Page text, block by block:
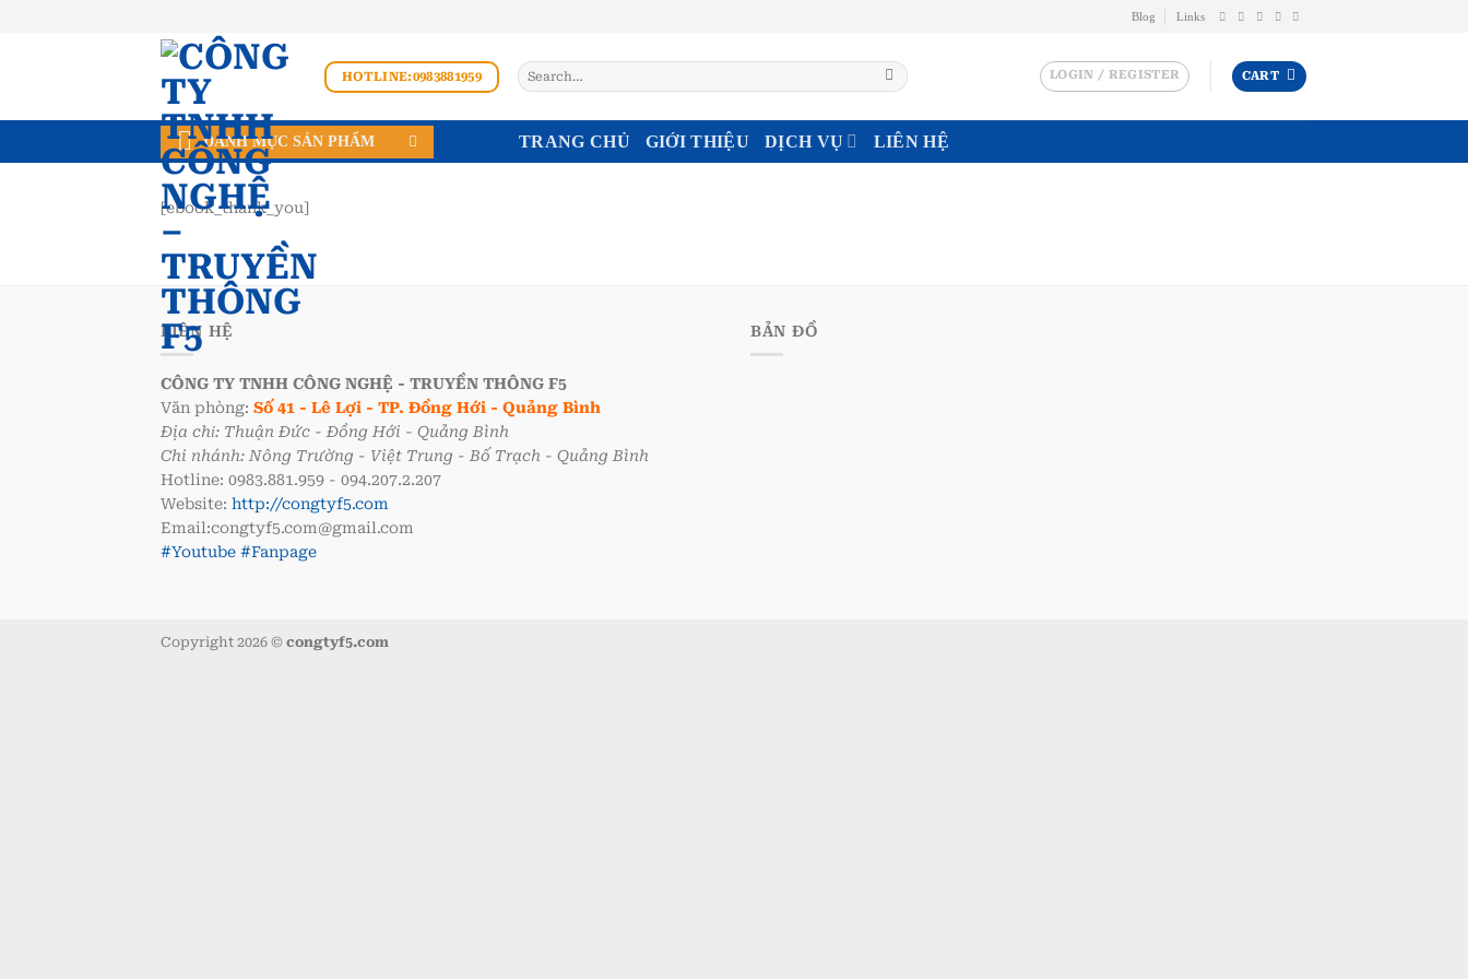
Blog Links
HOTLINE:0983881959
Search
for:
LOGIN / REGISTER CART
DANH MỤC SẢN PHẨM TRANG CHỦ GIỚI THIỆU DỊCH VỤ LIÊN HỆ
[ebook_thank_you]
LIÊN HỆ
CÔNG TY TNHH CÔNG NGHỆ - TRUYỀN THÔNG F5
Văn phòng: Số 41 - Lê Lợi - TP. Đồng Hới - Quảng Bình
Địa chỉ: Thuận Đức - Đồng Hới - Quảng Bình
Chi nhánh: Nông Trường - Việt Trung - Bố Trạch - Quảng Bình
Hotline: 0983.881.959 - 094.207.2.207
Website: http://congtyf5.com
Email:congtyf5.com@gmail.com
#Youtube #Fanpage
BẢN ĐỒ
Copyright 2026 © congtyf5.com